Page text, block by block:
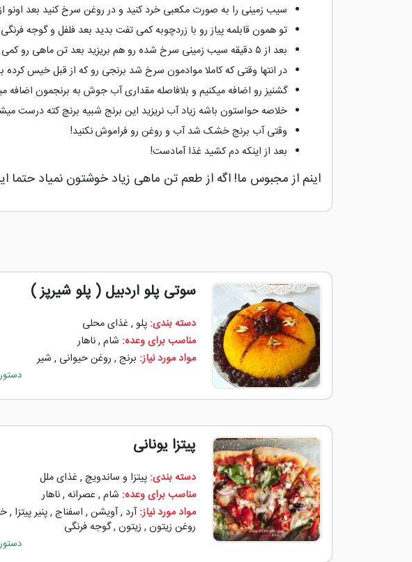
سیب زمینی را به صورت مکعبی خرد کنید و در روغن سرخ کنید بعد اونو
تو همون قابلمه پیاز رو با زردچوبه کمی تفت بدید بعد فلفل و گوجه فرنگی
بعد از ۵ دقیقه سیب زمینی سرخ شده رو هم بریزید بعد تن ماهی رو کمی خرد کنید و سپس آب لیمو و رب گوجه اضافه کنید
در انتها وقتی که کاملا موادمون سرخ شد برنجی رو که از قبل خیس
گشنیز رو اضافه میکنیم و بلافاصله مقداری آب جوش به برنجمون اضافه
خلاصه حواستون باشه زیاد آب نریزید این برنج شبیه برنچ کته درست
وقتی آب برنج خشک شد آب و روغن رو فراموش نکنید!
بعد از اینکه دم کشید غذا آمادست!
اینم از مجبوس ما! اگه از طعم تن ماهی زیاد خوشتون نمیاد
سوتی پلو اردبیل ( پلو شیرپز )
دسته بندی: پلو, غذای محلی
مناسب برای وعده: شام,ناهار
مواد مورد نیاز: برنج, روغن حیوانی , شیر
پیتزا یونانی
دسته بندی: پیتزا و ساندویچ, غذای ملل
مناسب برای وعده: شام, عصرانه,ناهار
مواد مورد نیاز:آرد ,آویشن, اسفناج,پنیر پیتزا ,
روغن زیتون, زیتون,گوجه ‌فرنگی